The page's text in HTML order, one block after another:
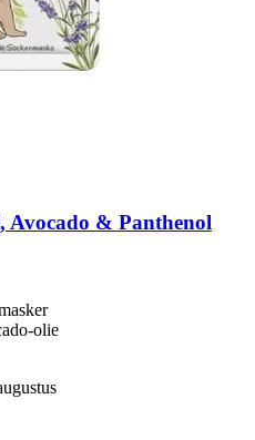
Avocado & Panthenol
olie